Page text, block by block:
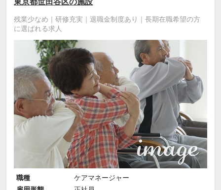
残業少なめ｜研修充実｜退職金制度あり｜長期在職希望の方
に選ばれる求人
職種
ケアマネージャー